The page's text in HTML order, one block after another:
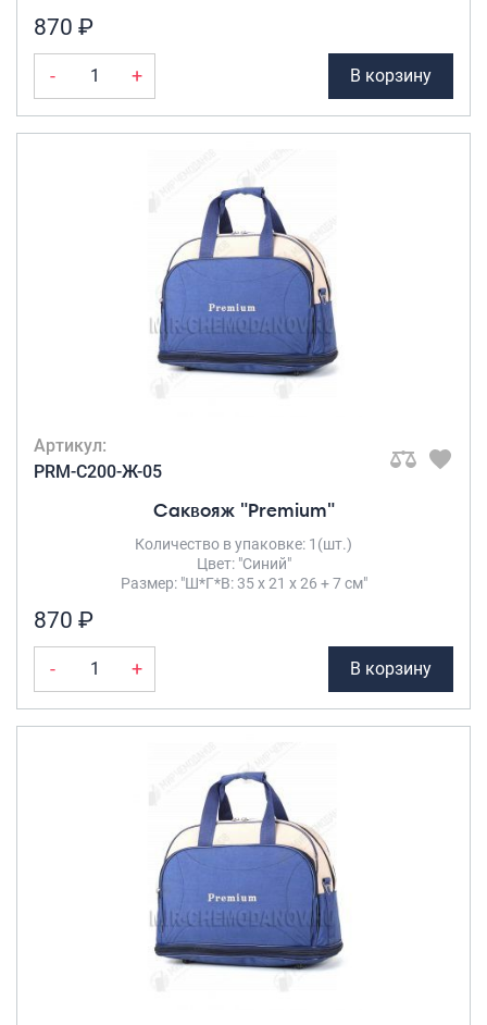
870 ₽
- + В корзину
Артикул:
PRM-C200-Ж-05
Саквояж "Premium"
Количество в упаковке: 1(шт.)
Цвет: "Синий"
Размер: "Ш*Г*В: 35 х 21 х 26 + 7 см"
870 ₽
- + В корзину